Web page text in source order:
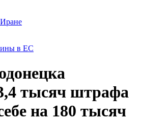
в ЕС
тысяч штрафа
на 180 тысяч